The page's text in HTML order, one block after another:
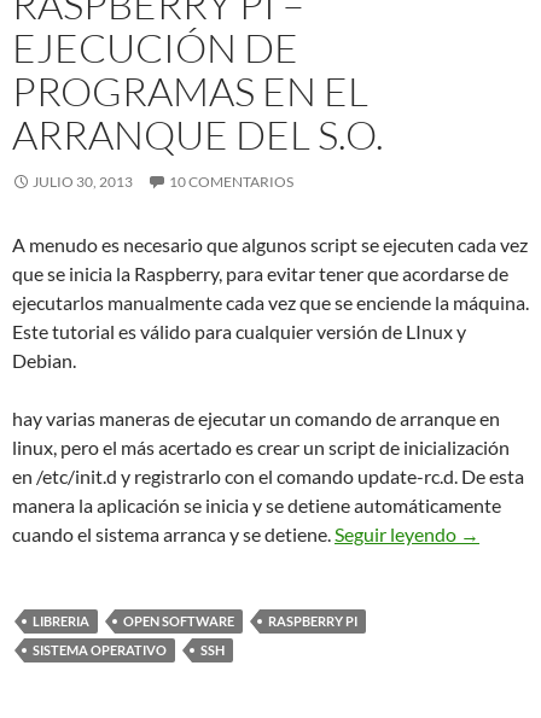
EJECUCIÓN DE
PROGRAMAS EN EL
ARRANQUE DEL S.O.
JULIO 30, 2013 10 COMENTARIOS
A menudo es necesario que algunos script se ejecuten cada vez
que se inicia la Raspberry, para evitar tener que acordarse de
ejecutarlos manualmente cada vez que se enciende la máquina.
Este tutorial es válido para cualquier versión de LInux y
Debian.
hay varias maneras de ejecutar un comando de arranque en
linux, pero el más acertado es crear un script de inicialización
en /etc/init.d y registrarlo con el comando update-rc.d. De esta
manera la aplicación se inicia y se detiene automáticamente
cuando el sistema arranca y se detiene.Seguir leyendo →
LIBRERIA OPEN SOFTWARE
RASPBERRY PI
SISTEMA OPERATIVO
SSH